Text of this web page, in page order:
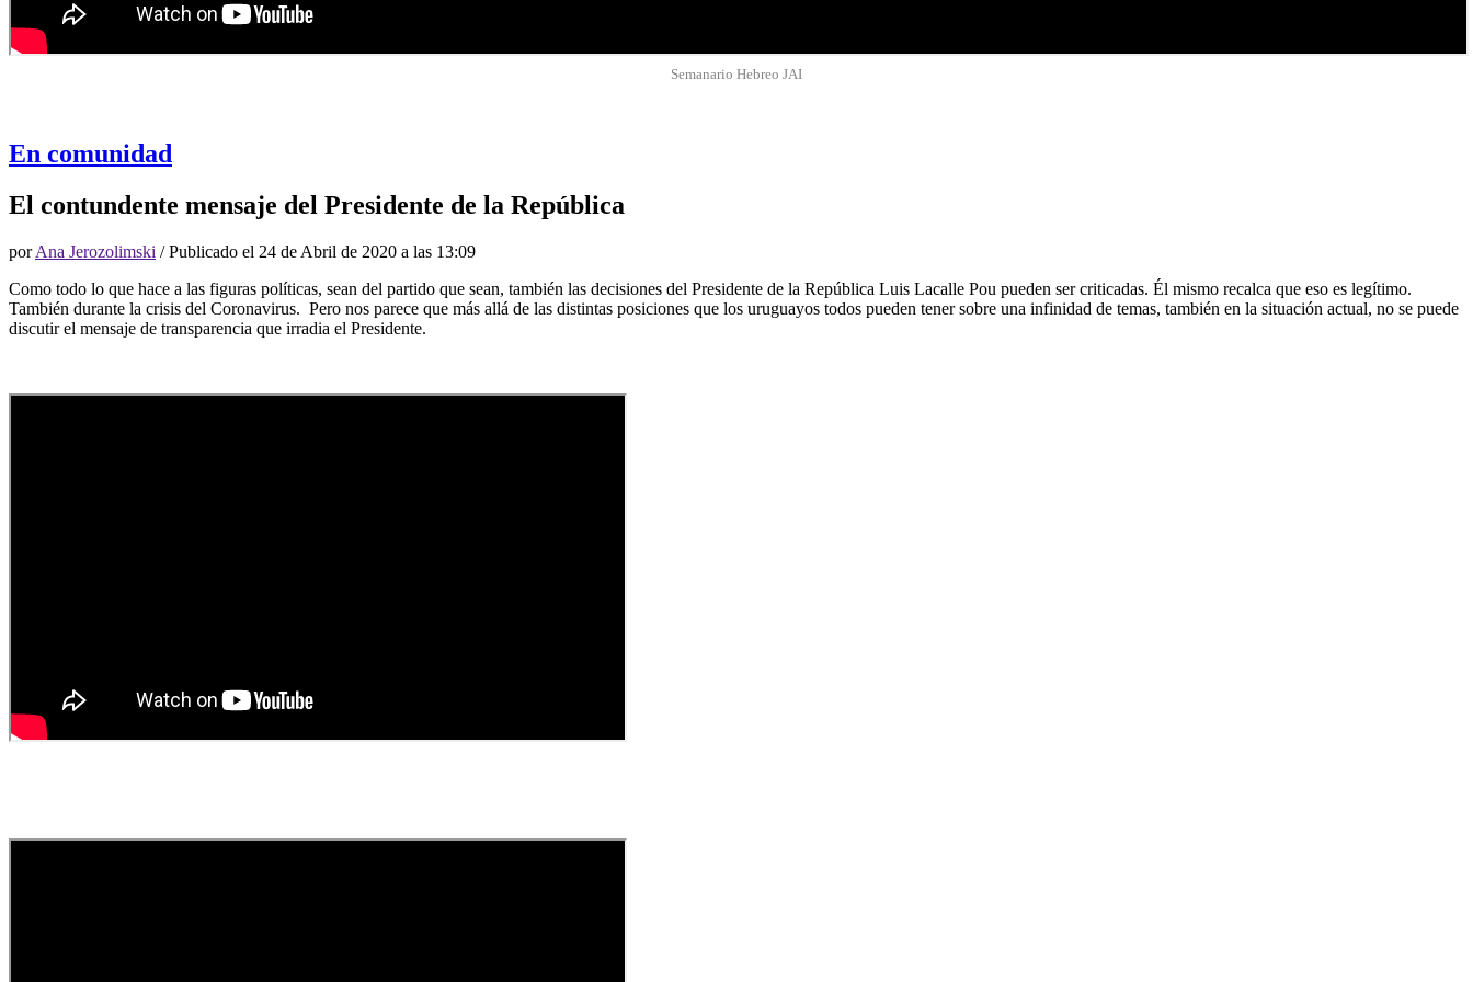
Semanario Hebreo JAI
En comunidad
El contundente mensaje del Presidente de la República
porAna Jerozolimski / Publicado el 24 de Abril de 2020 a las 13:09
Como todo lo que hace a las figuras políticas, sean del partido que sean, también las decisiones del Presidente de la República Luis Lacalle Pou pueden ser criticadas. Él mismo recalca que eso es legítimo.
También durante la crisis del Coronavirus. Pero nos parece que más allá de las distintas posiciones que los uruguayos todos pueden tener sobre una infinidad de temas, también en la situación actual, no se puede
discutir el mensaje de transparencia que irradia el Presidente.